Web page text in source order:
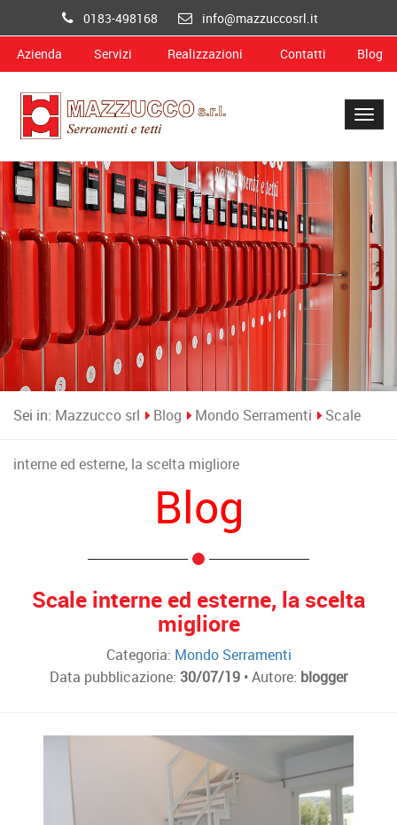
0183-498168 info@mazzuccosrl.it
Azienda Servizi Realizzazioni Contatti Blog
Sei in: Mazzucco srl Blog Mondo Serramenti Scale
interne ed esterne, la scelta migliore
Blog
Scale interne ed esterne, la scelta
migliore
Categoria: Mondo Serramenti
Data pubblicazione: 30/07/19 • Autore: blogger